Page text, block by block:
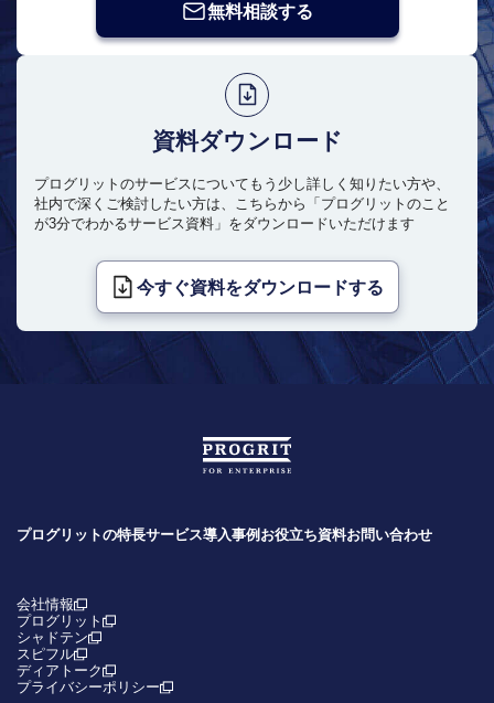
無料相談する
資料ダウンロード
プログリットのサービスについてもう少し詳しく知りたい方や、
社内で深くご検討したい方は、こちらから「プログリットのこと
が3分でわかるサービス資料」をダウンロードいただけます
今すぐ資料をダウンロードする
プログリットの特長サービス導入事例 お役立ち資料お問い合わせ
会社情報
プログリット
シャドテン
スピフル
ディアトーク
プライバシーポリシー